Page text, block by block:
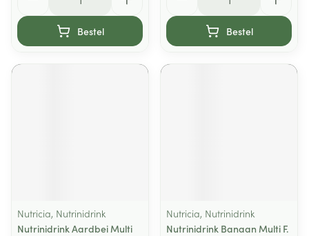
Bestel Bestel
Nutricia, Nutrinidrink
Nutrinidrink Aardbei Multi
Nutricia, Nutrinidrink
Nutrinidrink Banaan Multi F.